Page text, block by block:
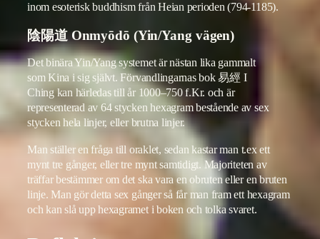
inom esoterisk buddhism från Heian perioden (794-1185).
陰陽道 Onmyōdō (Yin/Yang vägen)
Det binära Yin/Yang systemet är nästan lika gammalt
som Kina i sig självt. Förvandlingarnas bok 易經 I
Ching kan härledas till år 1000–750 f.Kr. och är
representerad av 64 stycken hexagram bestående av sex
stycken hela linjer, eller brutna linjer.
Man ställer en fråga till oraklet, sedan kastar man t.ex ett
mynt tre gånger, eller tre mynt samtidigt. Majoriteten av
träffar bestämmer om det ska vara en obruten eller en bruten
linje. Man gör detta sex gånger så får man fram ett hexagram
och kan slå upp hexagramet i boken och tolka svaret.